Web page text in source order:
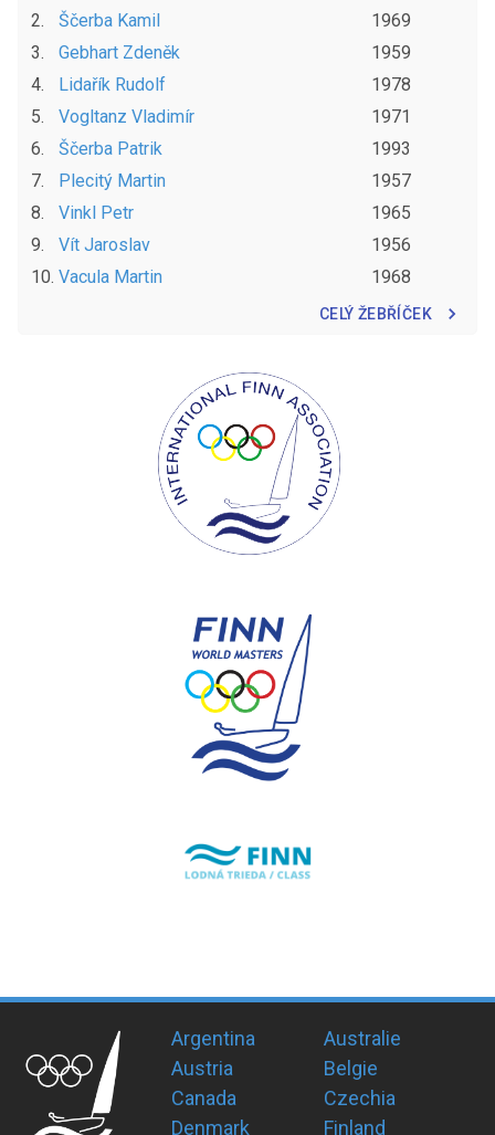
2. Ščerba Kamil
1969
3. Gebhart Zdeněk
1959
4. Lidařík Rudolf
1978
5. Vogltanz Vladimír
1971
6. Ščerba Patrik
1993
7. Plecitý Martin
1957
8. Vinkl Petr
1965
9. Vít Jaroslav
1956
10. Vacula Martin 1968
CELÝ ŽEBŘÍČEK
Argentina
Australie
Austria
Belgie
Canada
Czechia
Denmark
Finland